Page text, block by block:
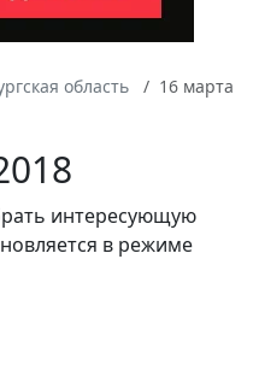
область
16 марта
интересующую
в режиме